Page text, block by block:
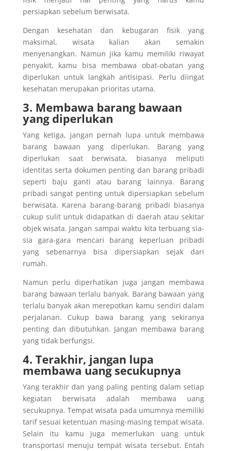
persiapkan sebelum berwisata.
Dengan kesehatan dan kebugaran fisik yang
maksimal, wisata kalian akan semakin
menyenangkan. Namun jika kamu memiliki riwayat
penyakit, kamu bisa membawa obat-obatan yang
diperlukan untuk langkah antisipasi. Perlu diingat
kesehatan merupakan prioritas utama.
3. Membawa barang bawaan
yang diperlukan
Yang ketiga, jangan pernah lupa untuk membawa
barang bawaan yang diperlukan. Barang yang
diperlukan saat berwisata, biasanya meliputi
identitas serta dokumen penting dan barang pribadi
seperti baju ganti atau barang lainnya. Barang
pribadi sangat penting untuk dipersiapkan sebelum
berwisata. Karena barang-barang pribadi biasanya
cukup sulit untuk didapatkan di daerah atau sekitar
objek wisata. Jangan sampai waktu kita terbuang sia-
sia gara-gara mencari barang keperluan pribadi
yang sebenarnya bisa dipersiapkan sejak dari
rumah.
Namun perlu diperhatikan juga jangan membawa
barang bawaan terlalu banyak. Barang bawaan yang
terlalu banyak akan merepotkan kamu sendiri dalam
perjalanan. Cukup bawa barang yang sekiranya
penting dan dibutuhkan. Jangan membawa barang
yang tidak berfungsi.
4. Terakhir, jangan lupa
membawa uang secukupnya
Yang terakhir dan yang paling penting dalam setiap
kegiatan berwisata adalah membawa uang
secukupnya. Tempat wisata pada umumnya memiliki
tarif sesuai ketentuan masing-masing tempat wisata.
Selain itu kamu juga memerlukan uang untuk
transportasi menuju tempat wisata tersebut. Entah